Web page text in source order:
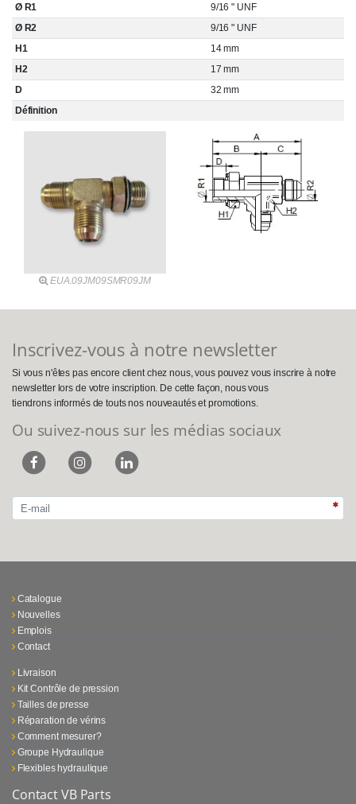
Ø R1
9/16 " UNF
Ø R2
9/16 " UNF
H1
14 mm
H2
17 mm
D
32 mm
Définition
EUA.09JM09SMR09JM
Inscrivez-vous à notre newsletter
Si vous n'êtes pas encore client chez nous, vous pouvez vous inscrire à notre
newsletter lors de votre inscription. De cette façon, nous vous
tiendrons informés de touts nos nouveautés et promotions.
Ou suivez-nous sur les médias sociaux
Catalogue
Nouvelles
Emplois
Contact
Livraison
Kit Contrôle de pression
Tailles de presse
Réparation de vérins
Comment mesurer?
Groupe Hydraulique
Flexibles hydraulique
Contact VB Parts